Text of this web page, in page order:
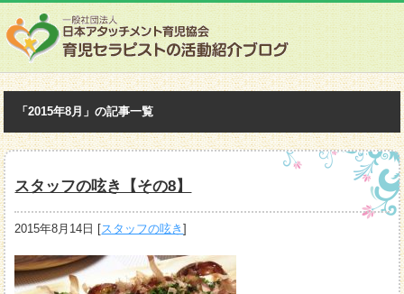
「2015年8月」の記事一覧
スタッフの呟き【その8】
2015年8月14日 [スタッフの呟き]